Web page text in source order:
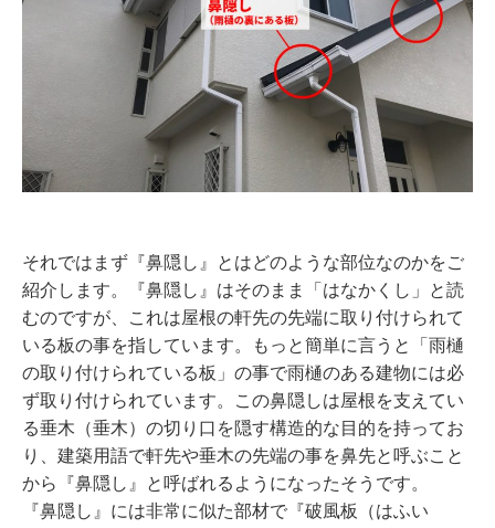
それではまず『鼻隠し』とはどのような部位なのかをご
紹介します。『鼻隠し』はそのまま「はなかくし」と読
むのですが、これは屋根の軒先の先端に取り付けられて
いる板の事を指しています。もっと簡単に言うと「雨樋
の取り付けられている板」の事で雨樋のある建物には必
ず取り付けられています。この鼻隠しは屋根を支えてい
る垂木（垂木）の切り口を隠す構造的な目的を持ってお
り、建築用語で軒先や垂木の先端の事を鼻先と呼ぶこと
から『鼻隠し』と呼ばれるようになったそうです。
『鼻隠し』には非常に似た部材で『破風板（はふい